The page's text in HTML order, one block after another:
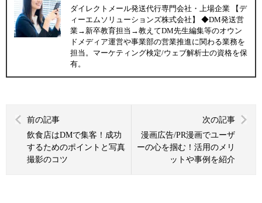
ダイレクトメール発送代行専門会社・上場企業 【デ
ィーエムソリューションズ株式会社】 ◆DM発送営
業→新卒教育担当→教えてDM先生編集等のオウン
ドメディア運営や事業部の営業推進に関わる業務を
担当。マーケティング検定/ウェブ解析士の資格を保
有。
前の記事
飲食店はDMで集客！成功
するためのポイントと写真
撮影のコツ
次の記事
漫画広告/PR漫画でユーザ
ーの心を掴む！活用のメリ
ットや事例を紹介